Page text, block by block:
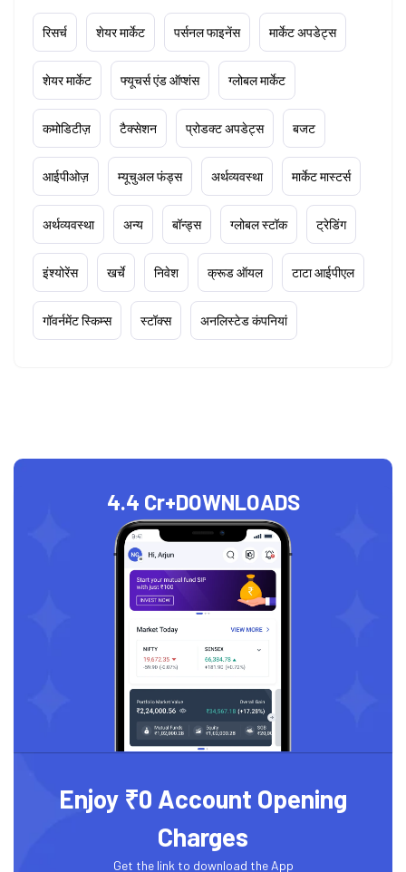
रिसर्च शेयर मार्केट पर्सनल फाइनेंस मार्केट अपडेट्स
शेयर मार्केट फ्यूचर्स एंड ऑप्शंस ग्लोबल मार्केट
कमोडिटीज़ टैक्सेशन प्रोडक्ट अपडेट्स बजट
आईपीओज़ म्यूचुअल फंड्स अर्थव्यवस्था मार्केट मास्टर्स
अर्थव्यवस्था अन्य बॉन्ड्स ग्लोबल स्टॉक ट्रेडिंग
इंश्योरेंस खर्चे निवेश क्रूड ऑयल टाटा आईपीएल
गॉवर्नमेंट स्किम्स स्टॉक्स अनलिस्टेड कंपनियां
4.4 Cr+DOWNLOADS
Enjoy ₹0 Account Opening
Charges
Get the link to download the App